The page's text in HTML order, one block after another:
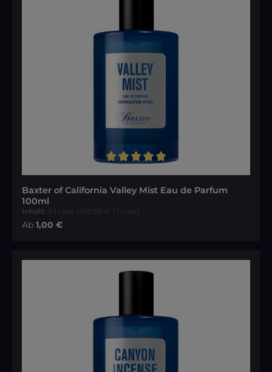
Baxter of California Valley Mist Eau de Parfum
100ml
Inhalt: 0.1 Liter (979,50 € / 1 Liter)
Regulärer Preis:
Ab 1,00 €